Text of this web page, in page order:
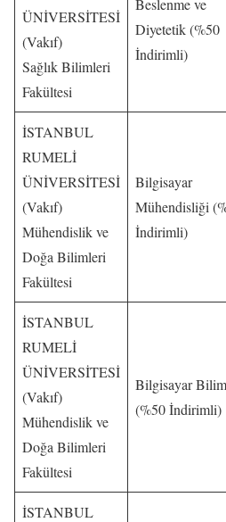
ÜNİVERSİTESİ
(Vakıf)
Sağlık Bilimleri
Fakültesi
Diyetetik (%50
İndirimli)
İSTANBUL
RUMELİ
ÜNİVERSİTESİ
(Vakıf)
Mühendislik ve
Doğa Bilimleri
Fakültesi
Bilgisayar
Mühendisliği
İndirimli)
İSTANBUL
RUMELİ
ÜNİVERSİTESİ
(Vakıf)
Mühendislik ve
Doğa Bilimleri
Fakültesi
Bilgisayar
(%50 İndirimli)
İSTANBUL